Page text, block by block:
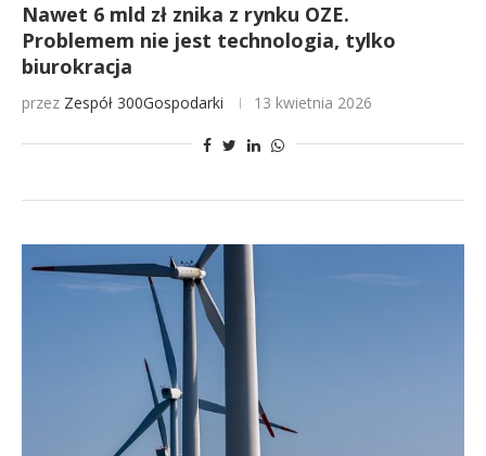
Nawet 6 mld zł znika z rynku OZE.
Problemem nie jest technologia, tylko
biurokracja
przez Zespół 300Gospodarki 13 kwietnia 2026